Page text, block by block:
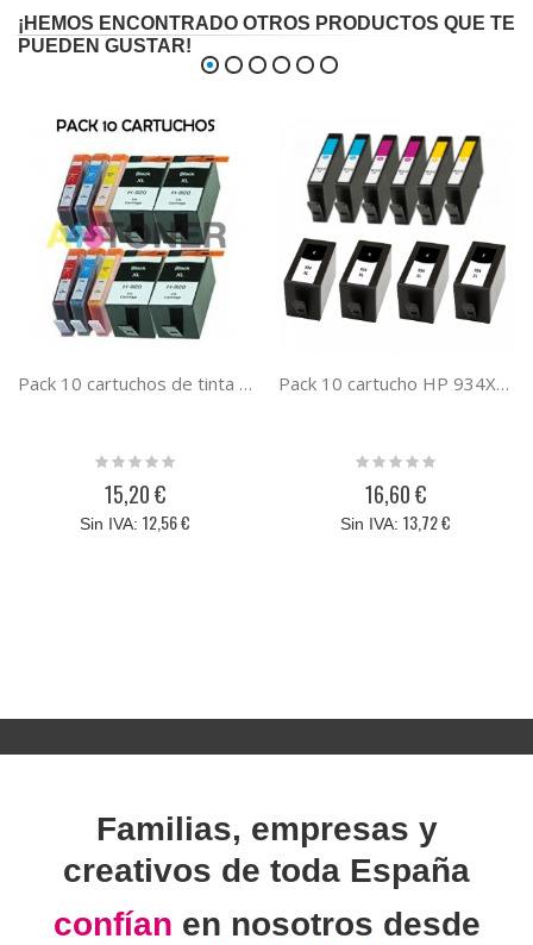
¡HEMOS ENCONTRADO OTROS PRODUCTOS QUE TE
PUEDEN GUSTAR!
Pack 10 cartuchos de tinta HP 920XL compatibles
Rating:
15,20 €
12,56 €
Pack 10 cartucho HP 934XL HP 935XL cartucho de tinta compatible a HP X4E14AE
Rating:
16,60 €
13,72 €
Familias, empresas y
creativos de toda España
confían en nosotros desde